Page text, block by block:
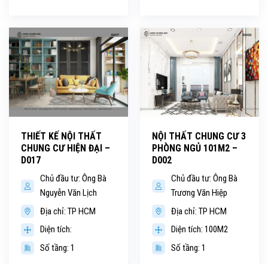
THIẾT KẾ NỘI THẤT
CHUNG CƯ HIỆN ĐẠI –
D017
Chủ đầu tư: Ông Bà
Nguyễn Văn Lịch
Địa chỉ: TP HCM
Diện tích:
Số tầng: 1
NỘI THẤT CHUNG CƯ 3
PHÒNG NGỦ 101M2 –
D002
Chủ đầu tư: Ông Bà
Trương Văn Hiệp
Địa chỉ: TP HCM
Diện tích: 100M2
Số tầng: 1